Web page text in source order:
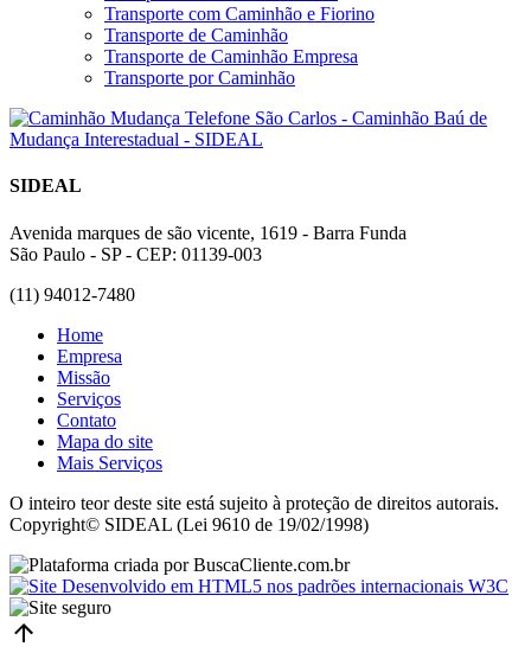
Transporte com Caminhão e Fiorino
Transporte de Caminhão
Transporte de Caminhão Empresa
Transporte por Caminhão
SIDEAL
Avenida marques de são vicente, 1619 - Barra Funda
São Paulo - SP - CEP: 01139-003
(11) 94012-7480
Home
Empresa
Missão
Serviços
Contato
Mapa do site
Mais Serviços
O inteiro teor deste site está sujeito à proteção de direitos autorais.
Copyright© SIDEAL (Lei 9610 de 19/02/1998)